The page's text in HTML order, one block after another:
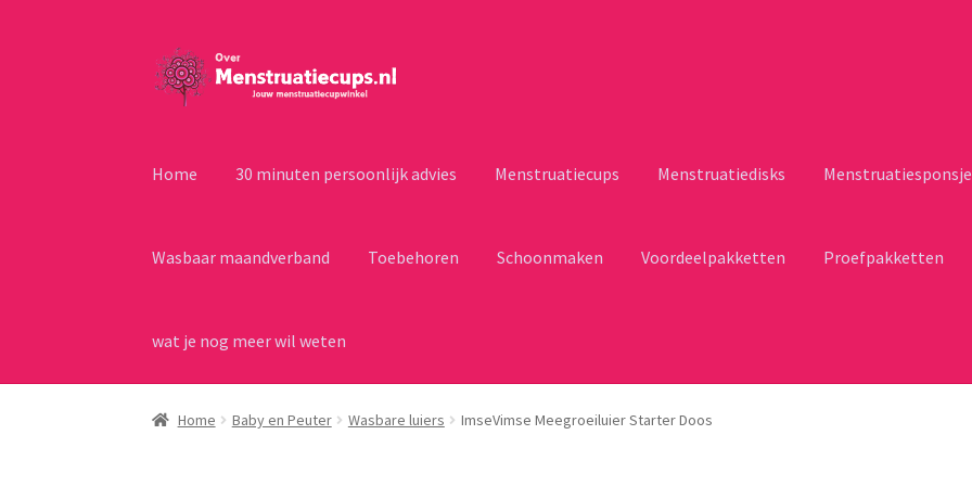
Ga
door
naar
Ga
naar
Home 30 minuten persoonlijk advies Menstruatiecups Menstruatiedisks
Wasbaar maandverband Toebehoren Schoonmaken Voordeelpakketten Proefpakketten
wat je nog meer wil weten
Home Baby en Peuter Wasbare luiers ImseVimse Meegroeiluier Starter Doos